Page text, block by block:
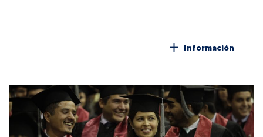
Información